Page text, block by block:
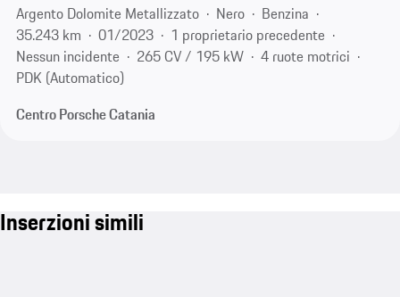
Argento Dolomite Metallizzato
Nero
Benzina
35.243 km
01/2023
1 proprietario precedente
Nessun incidente
265 CV / 195 kW
4 ruote motrici
PDK (Automatico)
Centro Porsche Catania
Inserzioni simili